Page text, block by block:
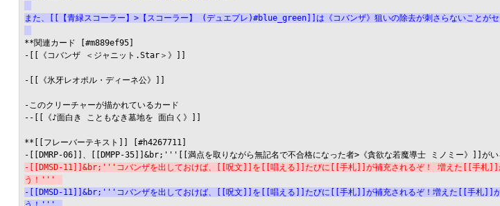
また、[[【青緑スコーラー】>【スコーラー】 (デュエプレ)#blue_green]]は《コバンザ》狙いの除去が刺さらないことがセ
**関連カード [#m889ef95]
-[[《コバンザ ＜ジャニット.Star＞》]]
-[[《氷牙レオポル・ディーネ公》]]
-このクリーチャーが描かれているカード
--[[《♪面白き こともなき墓地を 面白く》]]
**[[フレーバーテキスト]] [#h4267711]
-[[DMSD-11]]&br;'''コバンザを出しておけば、[[呪文]]を[[唱える]]たびに[[手札]]が補充されるぞ！ 増えた[[手札]]
う！'''
-[[DMSD-11]]&br;'''コバンザを出しておけば、[[呪文]]を[[唱える]]たびに[[手札]]が補充されるぞ！増えた[[手札]]